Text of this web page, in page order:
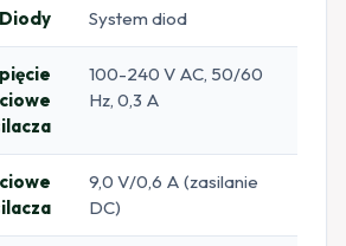
Diody System diod
100-240 V AC, 50/60
Hz, 0,3 A
9,0 V/0,6 A (zasilanie
DC)